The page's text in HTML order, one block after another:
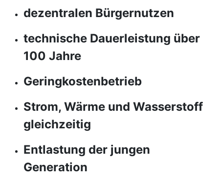
dezentralen Bürgernutzen
technische Dauerleistung über
100 Jahre
Geringkostenbetrieb
Strom, Wärme und Wasserstoff
gleichzeitig
Entlastung der jungen
Generation